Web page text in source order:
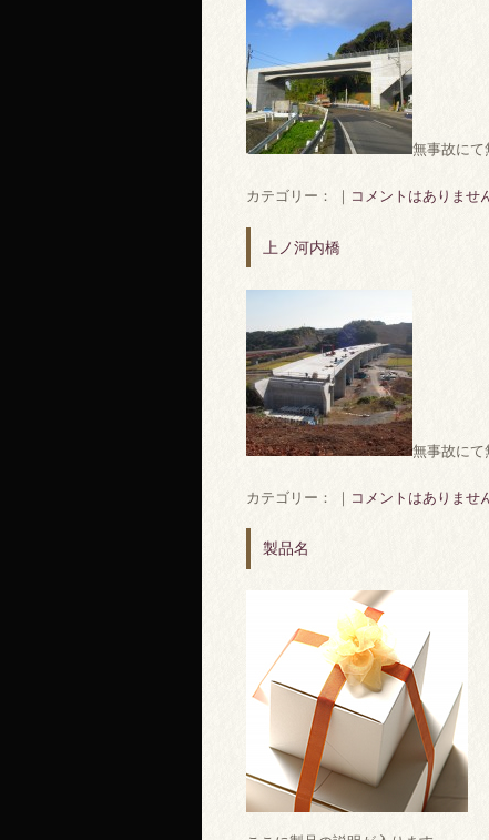
無事故にて
カテゴリー： ｜ コメントはありませ
上ノ河内橋
無事故にて
カテゴリー： ｜ コメントはありませ
製品名